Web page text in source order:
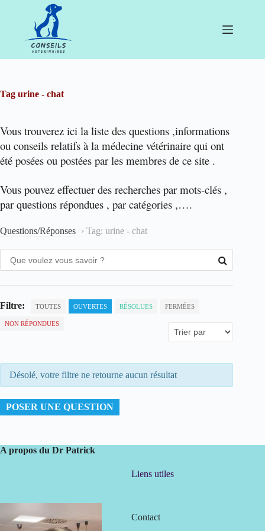
Tag urine - chat
Vous trouverez ici la liste des questions ,informations
ou conseils relatifs à la médecine vétérinaire qui ont
été posées ou postées par les membres de ce site .
Vous pouvez effectuer des recherches par mots-clés ,
par questions répondues , par catégories ,….
Questions/Réponses › Tag: urine - chat
Filtre: TOUTES OUVERTES RÉSOLUES FERMÉES
NON RÉPONDUES
Désolé, votre filtre ne retourne aucun résultat
POSER UNE QUESTION
A propos du Dr Patrick
Liens utiles
Contact